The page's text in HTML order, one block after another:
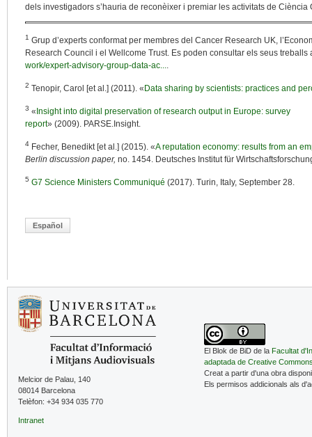
dels investigadors s’hauria de reconèixer i premiar les activitats de Ciència
1 Grup d’experts conformat per membres del Cancer Research UK,
Research Council i el Wellcome Trust. Es poden consultar els seus treballs
work/expert-advisory-group-data-ac....
2 Tenopir, Carol [et al.] (2011). « Data sharing by scientists: practices and
3 « Insight into digital preservation of research output in Europe: survey
report» (2009). PARSE.Insight.
4 Fecher, Benedikt [et al.] (2015). «A reputation economy: results from an
Berlin discussion paper, no. 1454. Deutsches Institut für
5 G7 Science Ministers Communiqué (2017). Turin, Italy, September 28.
Español
Melcior de Palau, 140
08014 Barcelona
Telèfon: +34 934 035 770
Intranet
El Blok de BiD de la Facultat
adaptada de Creative
Creat a partir d'una obra
Els permisos addicionals als